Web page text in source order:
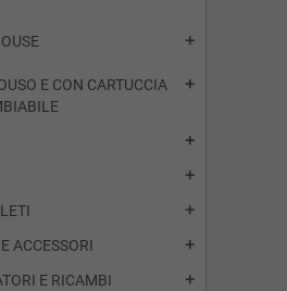
add
E CON CARTUCCIA
add
add
add
add
ACCESSORI add
E RICAMBI add